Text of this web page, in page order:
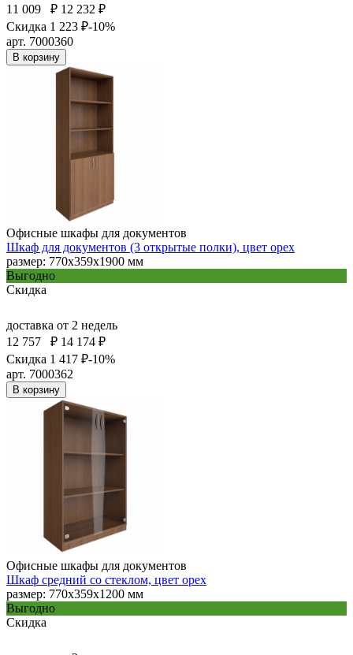
11 009
₽ 12 232 ₽
Скидка 1 223 ₽-10%
арт. 7000360
В корзину
Офисные шкафы для документов
Шкаф для документов (3 открытые полки), цвет орех
размер: 770х359х1900 мм
Выгодно
Скидка
доставка от 2 недель
12 757
₽ 14 174 ₽
Скидка 1 417 ₽-10%
арт. 7000362
В корзину
Офисные шкафы для документов
Шкаф средний со стеклом, цвет орех
размер: 770х359х1200 мм
Выгодно
Скидка